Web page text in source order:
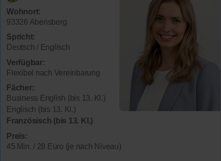
Wohnort:
93326 Abensberg
Spricht:
Deutsch / Englisch
Verfügbar:
Flexibel nach Vereinbarung
Fächer:
Business English (bis 13. Kl.)
Englisch (bis 13. Kl.)
Französisch (bis 13. Kl.)
Preis:
45 Min. / 28 Euro (je nach Niveau)